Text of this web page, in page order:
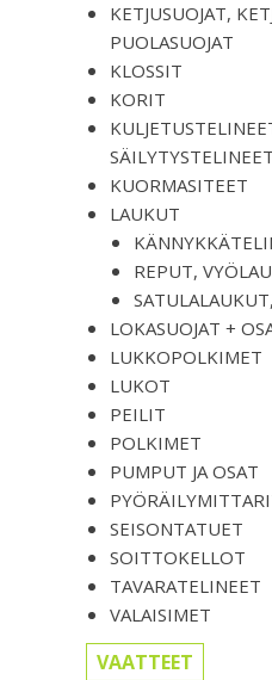
KETJUSUOJAT,
PUOLASUOJAT
KLOSSIT
KORIT
SÄILYTYSTELINEET
KUORMASITEET
LAUKUT
REPUT,
LOKASUOJAT +
LUKKOPOLKIMET
LUKOT
PEILIT
POLKIMET
PUMPUT JA OSAT
SEISONTATUET
SOITTOKELLOT
TAVARATELINEET
VALAISIMET
VAATTEET